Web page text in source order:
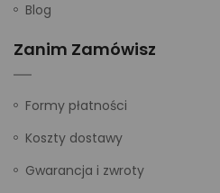
Blog
Zanim Zamówisz
Formy płatności
Koszty dostawy
Gwarancja i zwroty